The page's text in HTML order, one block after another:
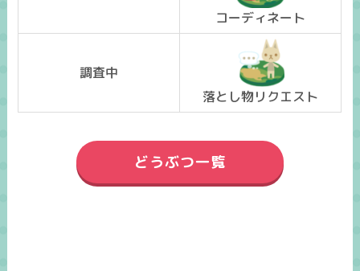
コーディネート
調査中
落とし物リクエスト
どうぶつ一覧